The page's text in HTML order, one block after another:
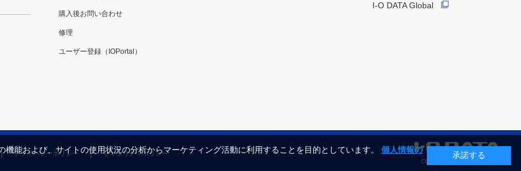
購入後お問い合わせ
修理
ユーザー登録（IOPortal）
I-O DATA Global
プライバシーポリシー セキュリティポリシー
COPYRIGHT©I-O DATA, INC.
能および、サイトの使用状況の分析からマーケティング活動に利用することを目的としています。
個人情報の
承諾する